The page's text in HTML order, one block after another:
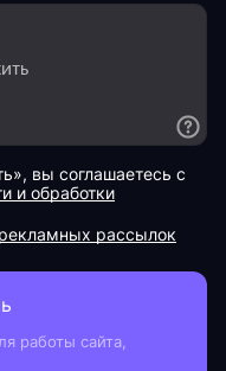
работы сайта,
вы соглашаетесь c
и обработки
рекламных рассылок